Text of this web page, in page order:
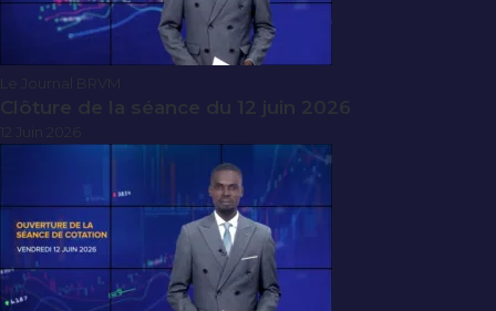
Le Journal BRVM
Clôture de la séance du 12 juin 2026